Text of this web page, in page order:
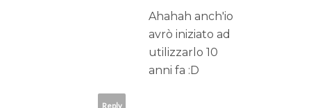
Ahahah anch'io
avrò iniziato ad
utilizzarlo 10
anni fa :D
Reply